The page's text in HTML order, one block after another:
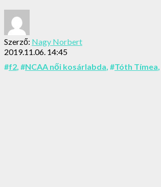
Szerző: Nagy Norbert
2019.11.06. 14:45
#f2 , #NCAA női kosárlabda , #Tóth Tímea